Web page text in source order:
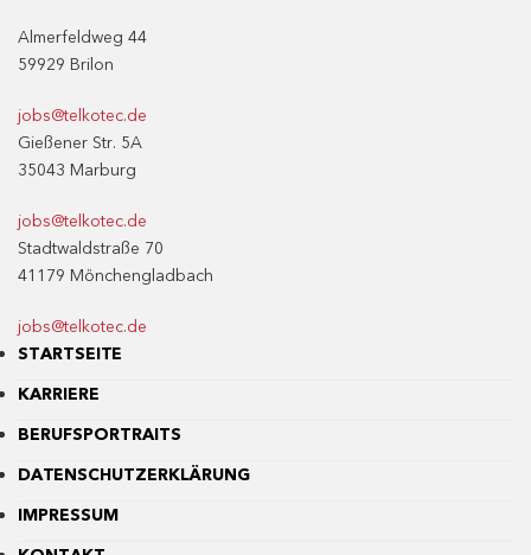
Almerfeldweg 44
59929 Brilon
jobs@telkotec.de
Gießener Str. 5A
35043 Marburg
jobs@telkotec.de
Stadtwaldstraße 70
41179 Mönchengladbach
jobs@telkotec.de
STARTSEITE
KARRIERE
BERUFSPORTRAITS
DATENSCHUTZERKLÄRUNG
IMPRESSUM